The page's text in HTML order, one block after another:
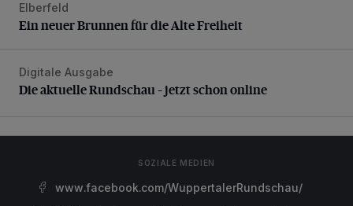
Ein neuer Brunnen für die Alte Freiheit
Elberfeld
Ein neuer Brunnen für die Alte Freiheit
Die aktuelle Rundschau – jetzt schon online
Digitale Ausgabe
Die aktuelle Rundschau – jetzt schon online
SOZIALE MEDIEN
www.facebook.com/WuppertalerRundschau/